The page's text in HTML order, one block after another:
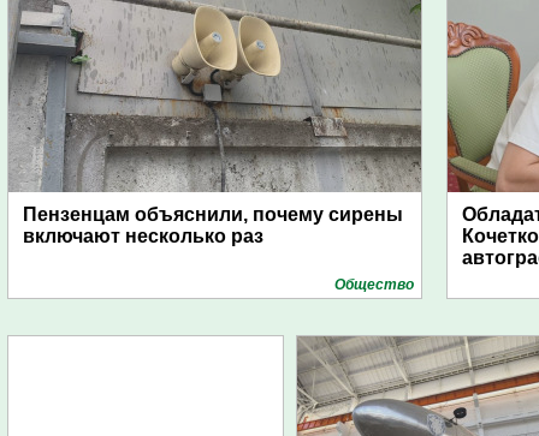
Пензенцам объяснили, почему сирены
включают несколько раз
Общество